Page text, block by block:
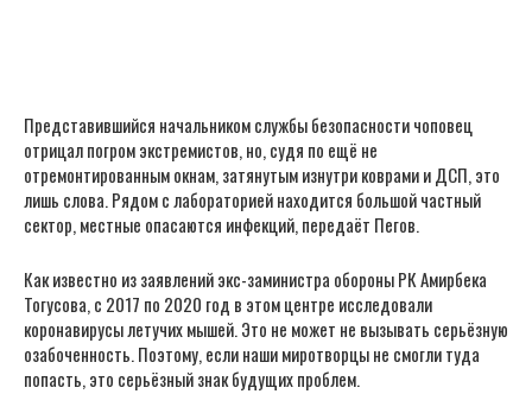
Представившийся начальником службы безопасности чоповец
отрицал погром экстремистов, но, судя по ещё не
отремонтированным окнам, затянутым изнутри коврами и ДСП, это
лишь слова. Рядом с лабораторией находится большой частный
сектор, местные опасаются инфекций, передаёт Пегов.
Как известно из заявлений экс-заминистра обороны РК Амирбека
Тогусова, с 2017 по 2020 год в этом центре исследовали
коронавирусы летучих мышей. Это не может не вызывать серьёзную
озабоченность. Поэтому, если наши миротворцы не смогли туда
попасть, это серьёзный знак будущих проблем.